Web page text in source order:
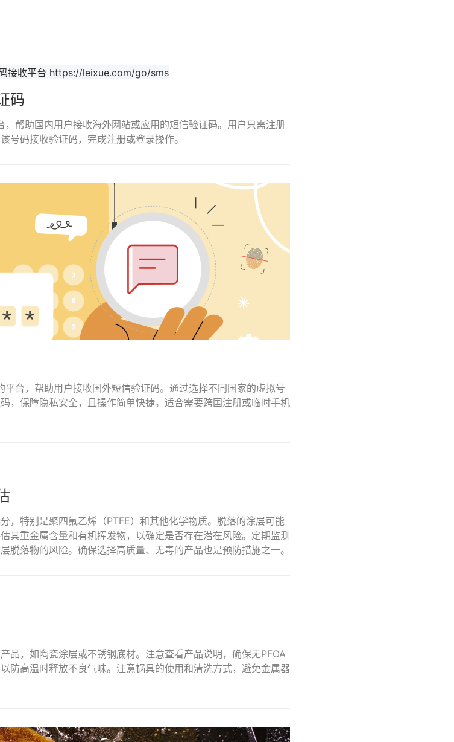
码
帮助国内用户接收海外网站或应用的短信验证码。用户只需注册
号码接收验证码，完成注册或登录操作。
台，帮助用户接收国外短信验证码。通过选择不同国家的虚拟号
，保障隐私安全，且操作简单快捷。适合需要跨国注册或临时手机
，特别是聚四氟乙烯（PTFE）和其他化学物质。脱落的涂层可能
其重金属含量和有机挥发物，以确定是否存在潜在风险。定期监测
脱落物的风险。确保选择高质量、无毒的产品也是预防措施之一。
品，如陶瓷涂层或不锈钢底材。注意查看产品说明，确保无PFOA
防高温时释放不良气味。注意锅具的使用和清洗方式，避免金属器